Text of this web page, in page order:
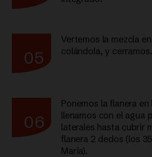
05
Vertemos la mezcla
colándola, y cerramos.
06
Ponemos la flanera
llenamos con el agua
laterales hasta cubrir
flanera 2 dedos (los
María).